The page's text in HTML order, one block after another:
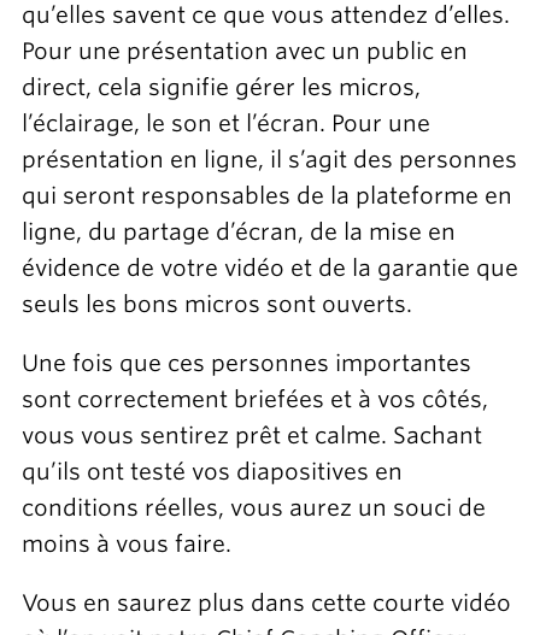
qu’elles savent ce que vous attendez d’elles.
Pour une présentation avec un public en
direct, cela signifie gérer les micros,
l’éclairage, le son et l’écran. Pour une
présentation en ligne, il s’agit des personnes
qui seront responsables de la plateforme en
ligne, du partage d’écran, de la mise en
évidence de votre vidéo et de la garantie que
seuls les bons micros sont ouverts.
Une fois que ces personnes importantes
sont correctement briefées et à vos côtés,
vous vous sentirez prêt et calme. Sachant
qu’ils ont testé vos diapositives en
conditions réelles, vous aurez un souci de
moins à vous faire.
Vous en saurez plus dans cette courte vidéo